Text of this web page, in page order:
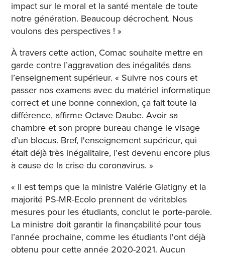
impact sur le moral et la santé mentale de toute
notre génération. Beaucoup décrochent. Nous
voulons des perspectives ! »
À travers cette action, Comac souhaite mettre en
garde contre l’aggravation des inégalités dans
l’enseignement supérieur. « Suivre nos cours et
passer nos examens avec du matériel informatique
correct et une bonne connexion, ça fait toute la
différence, affirme Octave Daube. Avoir sa
chambre et son propre bureau change le visage
d’un blocus. Bref, l'enseignement supérieur, qui
était déjà très inégalitaire, l’est devenu encore plus
à cause de la crise du coronavirus. »
« Il est temps que la ministre Valérie Glatigny et la
majorité PS-MR-Ecolo prennent de véritables
mesures pour les étudiants, conclut le porte-parole.
La ministre doit garantir la finançabilité pour tous
l’année prochaine, comme les étudiants l'ont déjà
obtenu pour cette année 2020-2021. Aucun